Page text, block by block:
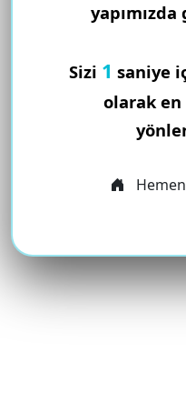
Sizi 1 saniye
olarak en